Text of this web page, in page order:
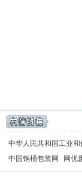
中华人民共和国工业和
中国钢桶包装网
网优